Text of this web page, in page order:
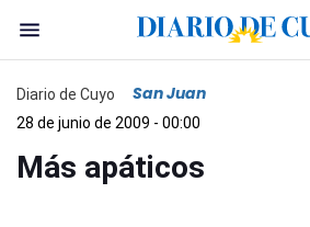
Diario de Cuyo San Juan
28 de junio de 2009 - 00:00
Más apáticos